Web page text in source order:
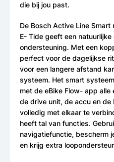
die bij jou past.
De Bosch Active Line
E- Tide geeft een natuurlijke
ondersteuning. Met een
perfect voor de dagelijkse
voor een langere afstand
systeem. Het smart
met de eBike Flow- app
de drive unit, de accu en de
volledig met elkaar te
heeft tal van functies.
navigatiefunctie, bescherm
en krijg extra